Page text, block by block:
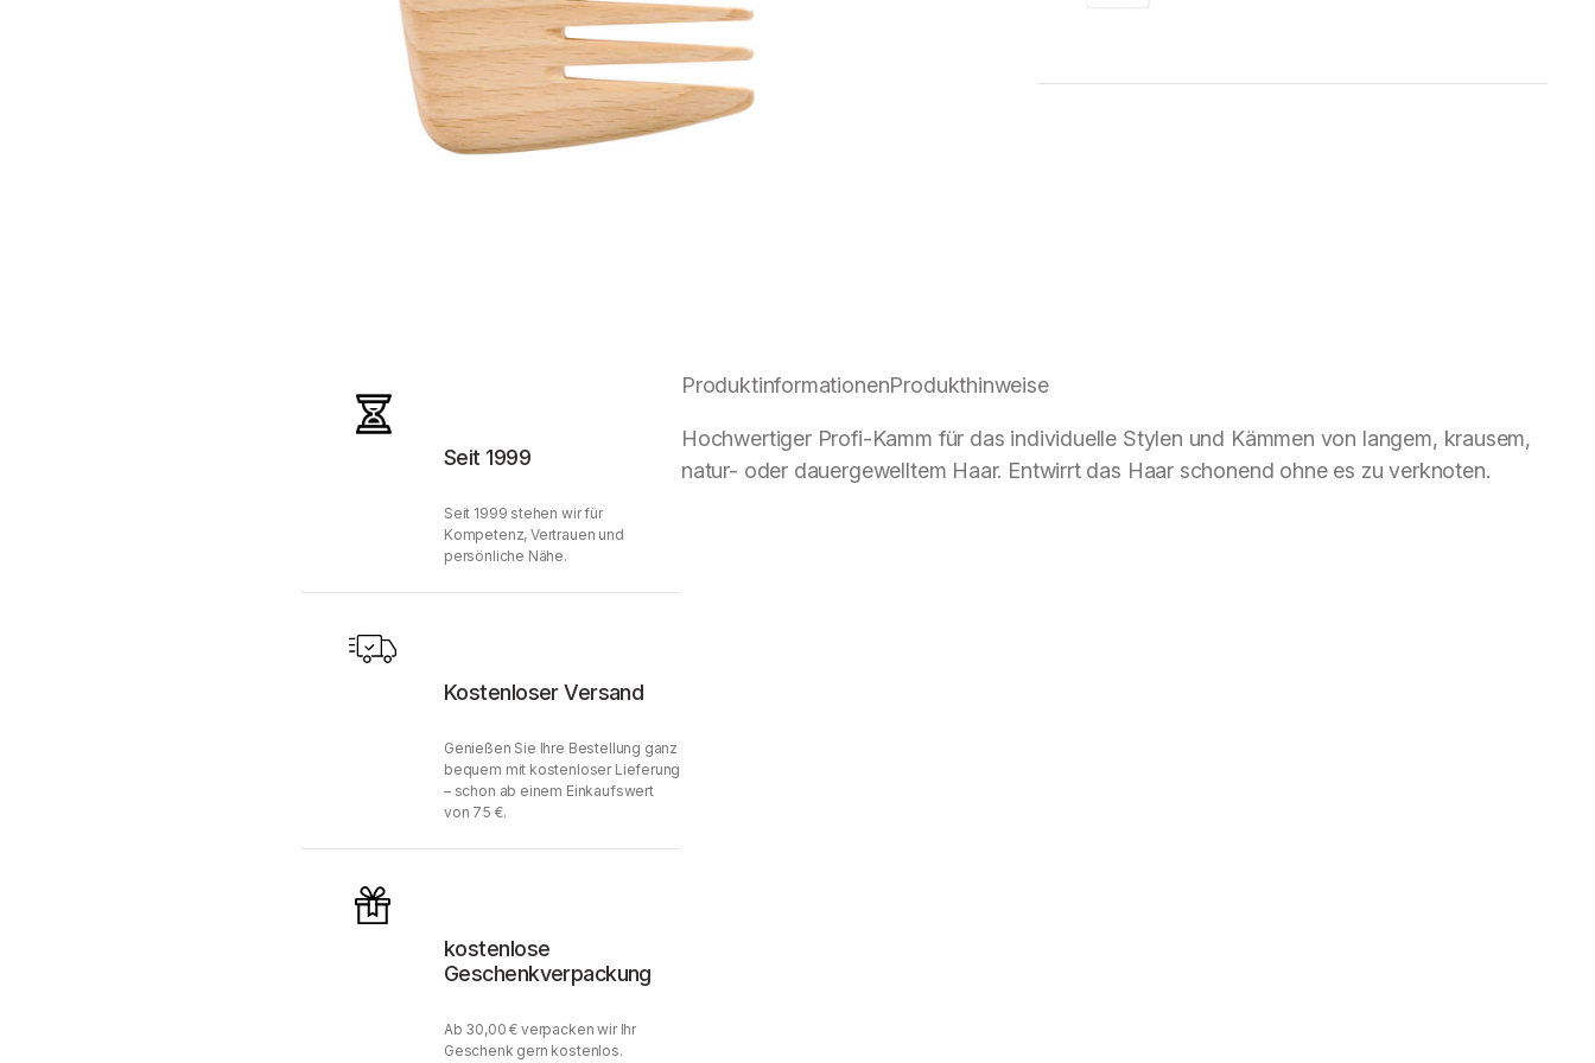
ProduktinformationenProdukthinweise
Hochwertiger Profi-Kamm für das individuelle Stylen und Kämmen von langem, krausem,
natur- oder dauergewelltem Haar. Entwirrt das Haar schonend ohne es zu verknoten.
Seit 1999
Seit 1999 stehen wir für
Kompetenz, Vertrauen und
persönliche Nähe.
Kostenloser Versand
Genießen Sie Ihre Bestellung ganz
bequem mit kostenloser Lieferung
– schon ab einem Einkaufswert
von 75 €.
kostenlose
Geschenkverpackung
Ab 30,00 € verpacken wir Ihr
Geschenk gern kostenlos.